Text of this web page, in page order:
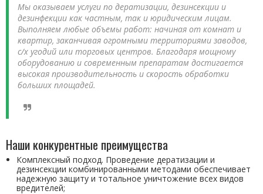
Мы оказываем услуги по дератизации, дезинсекции и
дезинфекции как частным, так и юридическим лицам.
Выполняем любые объемы работ: начиная от комнат и
квартир, заканчивая огромными территориями заводов,
с/х угодий или торговых центров. Благодаря мощному
оборудованию и современным препаратам достигается
высокая производительность и скорость обработки
больших площадей.
Наши конкурентные преимущества
Комплексный подход. Проведение дератизации и
дезинсекции комбинированными методами обеспечивает
надежную защиту и тотальное уничтожение всех видов
вредителей;